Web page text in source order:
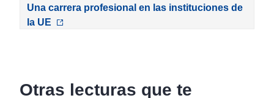
Una carrera profesional en las instituciones de
la UE
Otras lecturas que te